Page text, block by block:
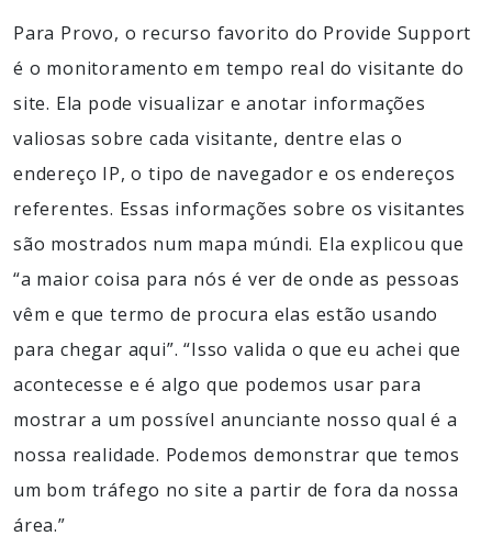
Para Provo, o recurso favorito do Provide Support
é o monitoramento em tempo real do visitante do
site. Ela pode visualizar e anotar informações
valiosas sobre cada visitante, dentre elas o
endereço IP, o tipo de navegador e os endereços
referentes. Essas informações sobre os visitantes
são mostrados num mapa múndi. Ela explicou que
“a maior coisa para nós é ver de onde as pessoas
vêm e que termo de procura elas estão usando
para chegar aqui”. “Isso valida o que eu achei que
acontecesse e é algo que podemos usar para
mostrar a um possível anunciante nosso qual é a
nossa realidade. Podemos demonstrar que temos
um bom tráfego no site a partir de fora da nossa
área.”